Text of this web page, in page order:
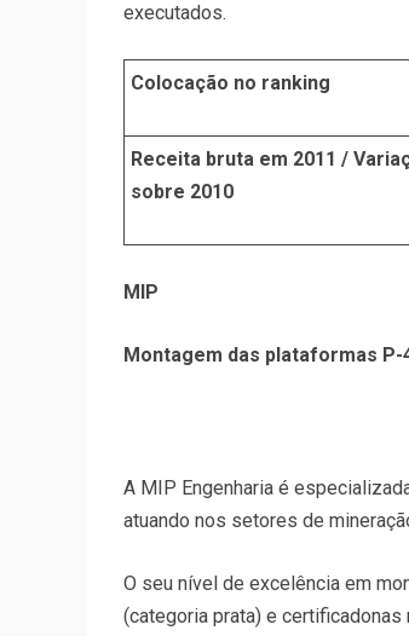
executados.
Colocação no ranking
Receita bruta em 2011 /
sobre 2010
MIP
Montagem das plataformas P-
A MIP Engenharia é
atuando nos setores de
O seu nível de excelência em
(categoria prata) e